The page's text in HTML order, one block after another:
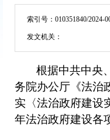
索引号： 010351840/2024-
发文机关：
根据中共中央
务院办公厅《法治
实〈法治政府建设
年法治政府建设各